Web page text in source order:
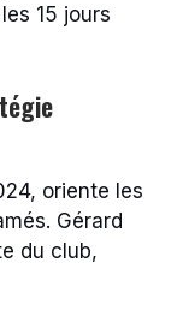
15 jours
oriente les
Gérard
du club,